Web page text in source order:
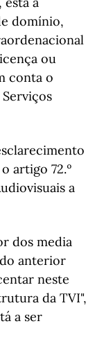
domínio,
ou
conta o
artigo 72.º
a
dos media
anterior
neste
da TVI",
a ser